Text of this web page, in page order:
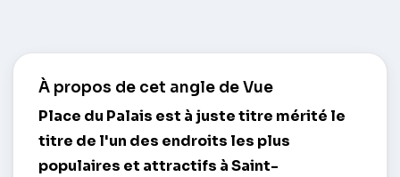
À propos de cet angle de Vue
Place du Palais est à juste titre mérité le
titre de l'un des endroits les plus
populaires et attractifs à Saint-